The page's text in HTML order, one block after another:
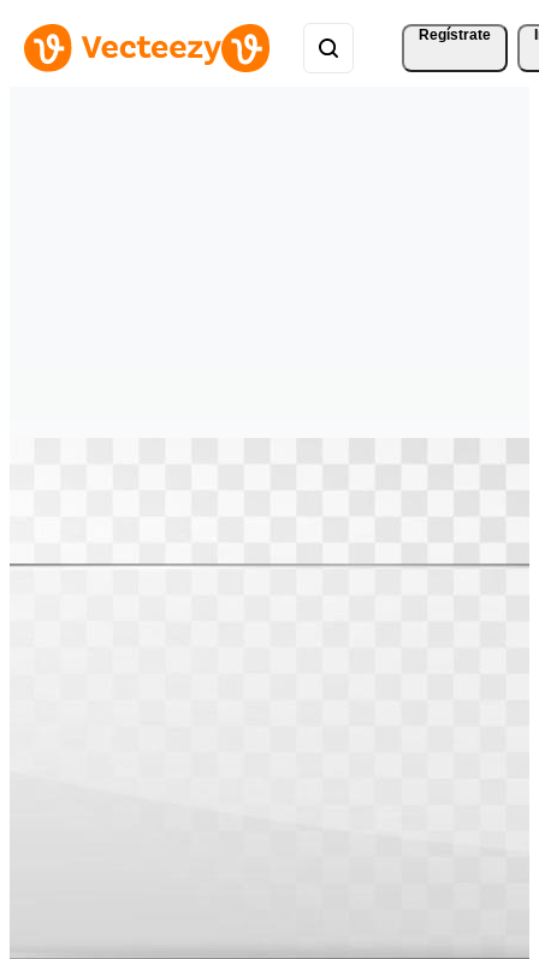
Regístrate